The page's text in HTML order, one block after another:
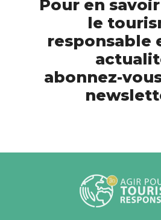
Pour en
le
responsable
abonnez-